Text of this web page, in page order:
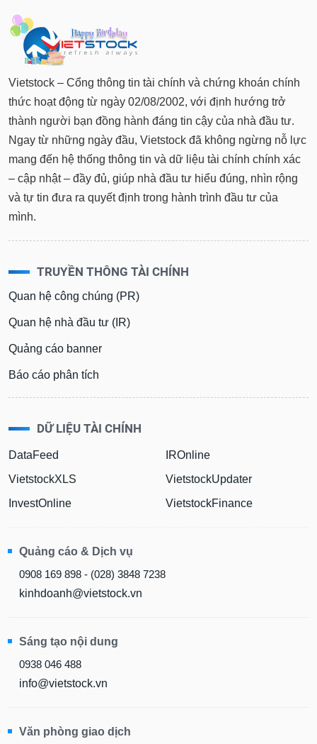
Vietstock – Cổng thông tin tài chính và chứng khoán chính
thức hoạt động từ ngày 02/08/2002, với định hướng trở
thành người bạn đồng hành đáng tin cậy của nhà đầu tư.
Ngay từ những ngày đầu, Vietstock đã không ngừng nỗ lực
mang đến hệ thống thông tin và dữ liệu tài chính chính xác
– cập nhật – đầy đủ, giúp nhà đầu tư hiểu đúng, nhìn rộng
và tự tin đưa ra quyết định trong hành trình đầu tư của
mình.
TRUYỀN THÔNG TÀI CHÍNH
Quan hệ công chúng (PR)
Quan hệ nhà đầu tư (IR)
Quảng cáo banner
Báo cáo phân tích
DỮ LIỆU TÀI CHÍNH
DataFeed
VietstockXLS
InvestOnline
IROnline
VietstockUpdater
VietstockFinance
Quảng cáo & Dịch vụ
0908 169 898 - (028) 3848 7238
kinhdoanh@vietstock.vn
Sáng tạo nội dung
0938 046 488
info@vietstock.vn
Văn phòng giao dịch